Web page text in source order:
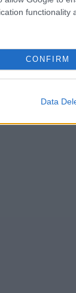
functionality
CONFIRM
Data